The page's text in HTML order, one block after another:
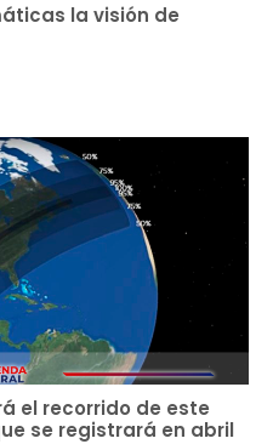
la visión de
el recorrido de este
se registrará en abril